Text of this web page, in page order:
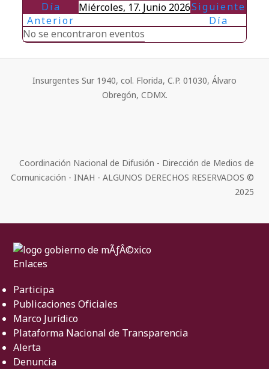
Día
Anterior
Miércoles, 17. Junio 2026Siguiente
Día
No se encontraron eventos
Insurgentes Sur 1940, col. Florida, C.P. 01030, Álvaro
Obregón, CDMX.
Coordinación Nacional de Difusión - Dirección de Medios de
Comunicación - INAH - ALGUNOS DERECHOS RESERVADOS ©
2025
Enlaces
Participa
Publicaciones Oficiales
Marco Jurídico
Plataforma Nacional de Transparencia
Alerta
Denuncia